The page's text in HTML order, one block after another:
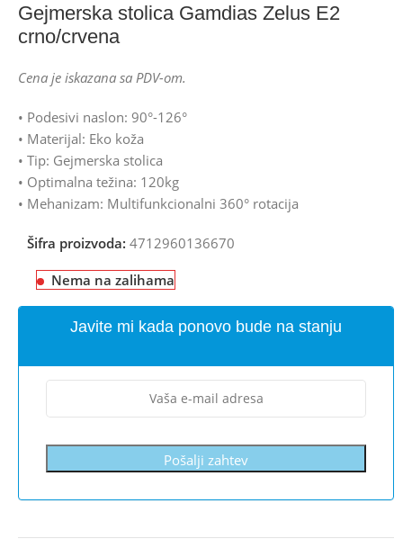
Gejmerska stolica Gamdias Zelus E2
crno/crvena
Cena je iskazana sa PDV-om.
• Podesivi naslon: 90°-126°
• Materijal: Eko koža
• Tip: Gejmerska stolica
• Optimalna težina: 120kg
• Mehanizam: Multifunkcionalni 360° rotacija
Šifra proizvoda:4712960136670
Nema na zalihama
Javite mi kada ponovo bude na stanju
Pošalji zahtev